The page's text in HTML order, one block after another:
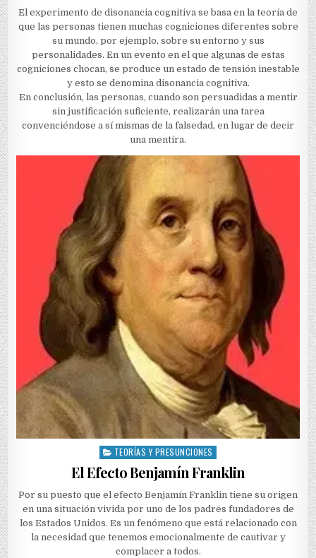
El experimento de disonancia cognitiva se basa en la teoría de
que las personas tienen muchas cogniciones diferentes sobre
su mundo, por ejemplo, sobre su entorno y sus
personalidades. En un evento en el que algunas de estas
cogniciones chocan, se produce un estado de tensión inestable
y esto se denomina disonancia cognitiva.
En conclusión, las personas, cuando son persuadidas a mentir
sin justificación suficiente, realizarán una tarea
convenciéndose a sí mismas de la falsedad, en lugar de decir
una mentira.
Posted
in
TEORÍAS Y PRESUNCIONES
El Efecto Benjamín Franklin
Por su puesto que el efecto Benjamín Franklin tiene su origen
en una situación vivida por uno de los padres fundadores de
los Estados Unidos. Es un fenómeno que está relacionado con
la necesidad que tenemos emocionalmente de cautivar y
complacer a todos.